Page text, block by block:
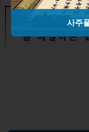
개인회생 절
를 해결하는
사주